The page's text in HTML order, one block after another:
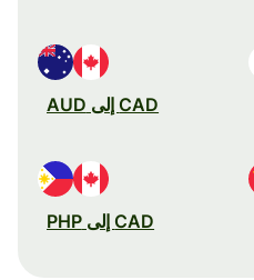
CAD إلى AUD
CAD إلى PHP